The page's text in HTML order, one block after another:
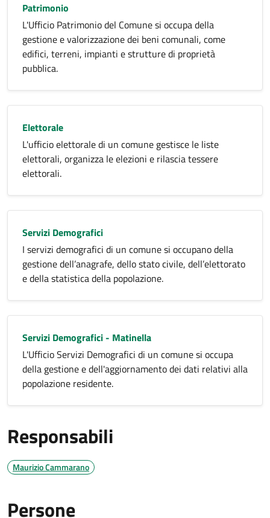
Patrimonio
L'Ufficio Patrimonio del Comune si occupa della
gestione e valorizzazione dei beni comunali, come
edifici, terreni, impianti e strutture di proprietà
pubblica.
Elettorale
L'ufficio elettorale di un comune gestisce le liste
elettorali, organizza le elezioni e rilascia tessere
elettorali.
Servizi Demografici
I servizi demografici di un comune si occupano della
gestione dell’anagrafe, dello stato civile, dell’elettorato
e della statistica della popolazione.
Servizi Demografici - Matinella
L'Ufficio Servizi Demografici di un comune si occupa
della gestione e dell'aggiornamento dei dati relativi alla
popolazione residente.
Responsabili
Maurizio Cammarano
Persone